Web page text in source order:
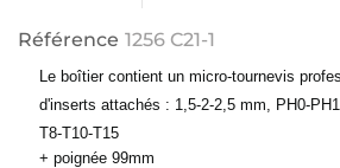
Référence 1256 C21-1
Le boîtier contient un micro-tournevis
d'inserts attachés : 1,5-2-2,5 mm, PH0-
T8-T10-T15
+ poignée 99mm